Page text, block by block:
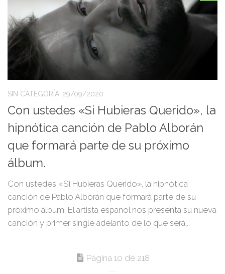
SIN CATEGORÍA 29/09/2020
Con ustedes «Si Hubieras Querido», la
hipnótica canción de Pablo Alborán
que formará parte de su próximo
álbum.
Con ustedes «Si Hubieras Querido», la hipnótica
canción de Pablo Alborán que formará parte de su
próximo álbum. El artista español nos presenta su nueva
canción y primer single adelanto de lo que será...
Página 10 de 218